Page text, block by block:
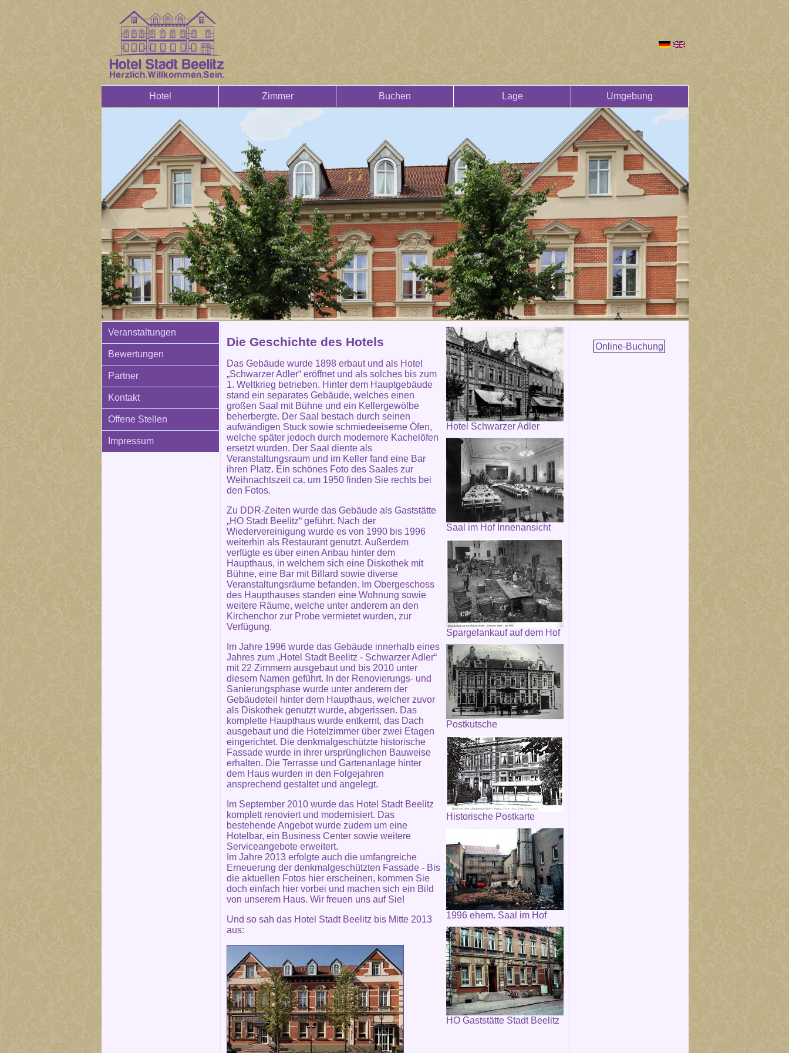
Hotel Zimmer Buchen Lage Umgebung
Veranstaltungen
Bewertungen
Partner
Kontakt
Offene Stellen
Impressum
Hotel Schwarzer Adler
Saal im Hof Innenansicht
Spargelankauf auf dem Hof
Postkutsche
Historische Postkarte
1996 ehem. Saal im Hof
HO Gaststätte Stadt Beelitz
Die Geschichte des Hotels
Das Gebäude wurde 1898 erbaut und als Hotel
„Schwarzer Adler“ eröffnet und als solches bis zum
1. Weltkrieg betrieben. Hinter dem Hauptgebäude
stand ein separates Gebäude, welches einen
großen Saal mit Bühne und ein Kellergewölbe
beherbergte. Der Saal bestach durch seinen
aufwändigen Stuck sowie schmiedeeiserne Öfen,
welche später jedoch durch modernere Kachelöfen
ersetzt wurden. Der Saal diente als
Veranstaltungsraum und im Keller fand eine Bar
ihren Platz. Ein schönes Foto des Saales zur
Weihnachtszeit ca. um 1950 finden Sie rechts bei
den Fotos.
Zu DDR-Zeiten wurde das Gebäude als Gaststätte
„HO Stadt Beelitz“ geführt. Nach der
Wiedervereinigung wurde es von 1990 bis 1996
weiterhin als Restaurant genutzt. Außerdem
verfügte es über einen Anbau hinter dem
Haupthaus, in welchem sich eine Diskothek mit
Bühne, eine Bar mit Billard sowie diverse
Veranstaltungsräume befanden. Im Obergeschoss
des Haupthauses standen eine Wohnung sowie
weitere Räume, welche unter anderem an den
Kirchenchor zur Probe vermietet wurden, zur
Verfügung.
Im Jahre 1996 wurde das Gebäude innerhalb eines
Jahres zum „Hotel Stadt Beelitz - Schwarzer Adler“
mit 22 Zimmern ausgebaut und bis 2010 unter
diesem Namen geführt. In der Renovierungs- und
Sanierungsphase wurde unter anderem der
Gebäudeteil hinter dem Haupthaus, welcher zuvor
als Diskothek genutzt wurde, abgerissen. Das
komplette Haupthaus wurde entkernt, das Dach
ausgebaut und die Hotelzimmer über zwei Etagen
eingerichtet. Die denkmalgeschützte historische
Fassade wurde in ihrer ursprünglichen Bauweise
erhalten. Die Terrasse und Gartenanlage hinter
dem Haus wurden in den Folgejahren
ansprechend gestaltet und angelegt.
Im September 2010 wurde das Hotel Stadt Beelitz
komplett renoviert und modernisiert. Das
bestehende Angebot wurde zudem um eine
Hotelbar, ein Business Center sowie weitere
Serviceangebote erweitert.
Im Jahre 2013 erfolgte auch die umfangreiche
Erneuerung der denkmalgeschützten Fassade - Bis
die aktuellen Fotos hier erscheinen, kommen Sie
doch einfach hier vorbei und machen sich ein Bild
von unserem Haus. Wir freuen uns auf Sie!
Und so sah das Hotel Stadt Beelitz bis Mitte 2013
aus:
Online-Buchung